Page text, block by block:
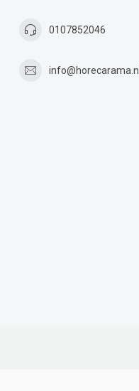
0107852046
info@horecarama.nl